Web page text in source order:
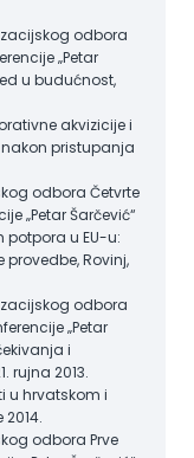
odbora
„Petar
u budućnost,
akvizicije i
pristupanja
odbora Četvrte
„Petar Šarčević“
potpora u EU-u:
Rovinj,
odbora
„Petar
i
rujna 2013.
u hrvatskom i
odbora Prve